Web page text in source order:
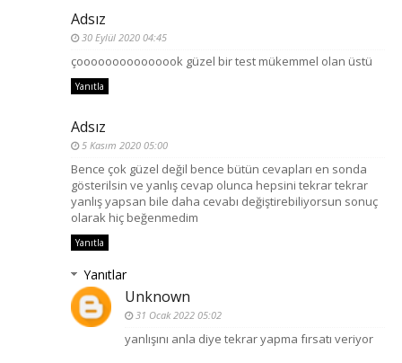
Adsız
30 Eylül 2020 04:45
çooooooooooooook güzel bir test mükemmel olan üstü
Yanıtla
Adsız
5 Kasım 2020 05:00
Bence çok güzel değil bence bütün cevapları en sonda
gösterilsin ve yanlış cevap olunca hepsini tekrar tekrar
yanlış yapsan bile daha cevabı değiştirebiliyorsun sonuç
olarak hiç beğenmedim
Yanıtla
Yanıtlar
Unknown
31 Ocak 2022 05:02
yanlışını anla diye tekrar yapma fırsatı veriyor